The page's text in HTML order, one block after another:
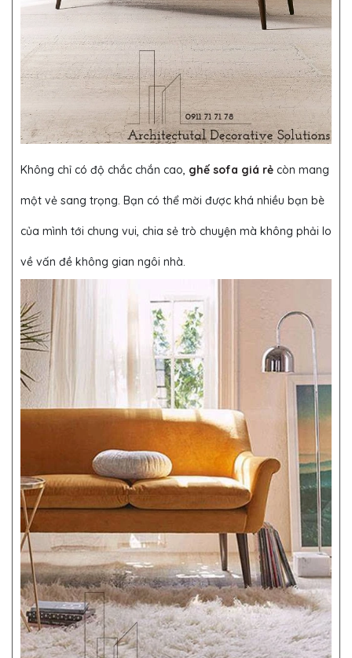
Không chỉ có độ chắc chắn cao, ghế sofa giá rẻ còn mang
một vẻ sang trọng. Bạn có thể mời được khá nhiều bạn bè
của mình tới chung vui, chia sẻ trò chuyện mà không phải lo
về vấn đề không gian ngôi nhà.